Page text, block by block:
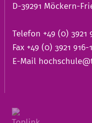
D-39291 Möckern-
Telefon +49 (0) 3921
Fax +49 (0) 3921 916-
E-Mail